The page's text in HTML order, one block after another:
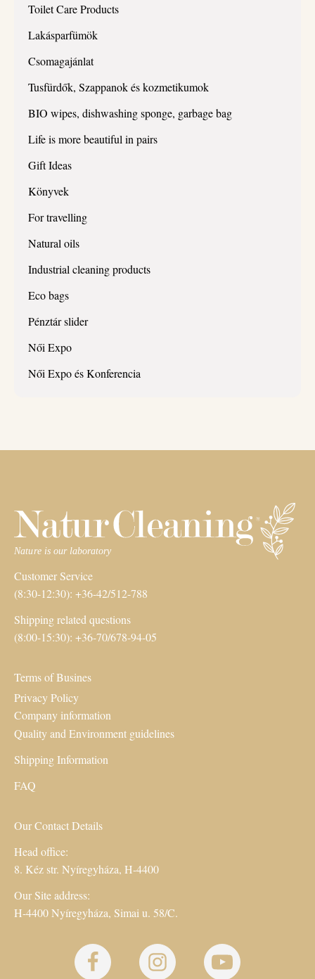
Toilet Care Products
Lakásparfümök
Csomagajánlat
Tusfürdők, Szappanok és kozmetikumok
BIO wipes, dishwashing sponge, garbage bag
Life is more beautiful in pairs
Gift Ideas
Könyvek
For travelling
Natural oils
Industrial cleaning products
Eco bags
Pénztár slider
Női Expo
Női Expo és Konferencia
Customer Service
(8:30-12:30): +36-42/512-788
Shipping related questions
(8:00-15:30): +36-70/678-94-05
Terms of Busines
Privacy Policy
Company information
Quality and Environment guidelines
Shipping Information
FAQ
Our Contact Details
Head office:
8. Kéz str. Nyíregyháza, H-4400
Our Site address:
H-4400 Nyíregyháza, Simai u. 58/C.